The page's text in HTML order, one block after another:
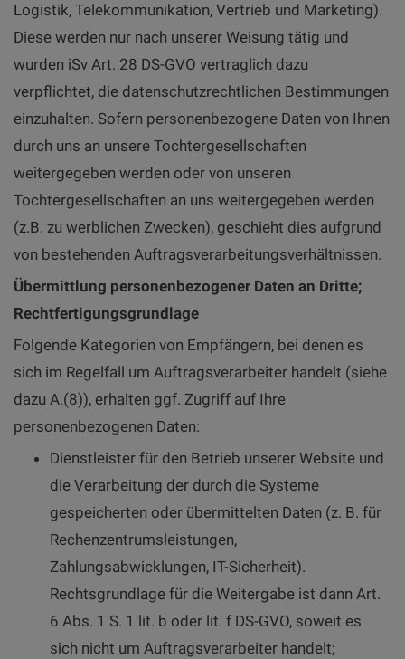
Logistik, Telekommunikation, Vertrieb und Marketing).
Diese werden nur nach unserer Weisung tätig und
wurden iSv Art. 28 DS-GVO vertraglich dazu
verpflichtet, die datenschutzrechtlichen Bestimmungen
einzuhalten. Sofern personenbezogene Daten von Ihnen
durch uns an unsere Tochtergesellschaften
weitergegeben werden oder von unseren
Tochtergesellschaften an uns weitergegeben werden
(z.B. zu werblichen Zwecken), geschieht dies aufgrund
von bestehenden Auftragsverarbeitungsverhältnissen.
Übermittlung personenbezogener Daten an Dritte;
Rechtfertigungsgrundlage
Folgende Kategorien von Empfängern, bei denen es
sich im Regelfall um Auftragsverarbeiter handelt (siehe
dazu A.(8)), erhalten ggf. Zugriff auf Ihre
personenbezogenen Daten:
Dienstleister für den Betrieb unserer Website und
die Verarbeitung der durch die Systeme
gespeicherten oder übermittelten Daten (z. B. für
Rechenzentrumsleistungen,
Zahlungsabwicklungen, IT-Sicherheit).
Rechtsgrundlage für die Weitergabe ist dann Art.
6 Abs. 1 S. 1 lit. b oder lit. f DS-GVO, soweit es
sich nicht um Auftragsverarbeiter handelt;